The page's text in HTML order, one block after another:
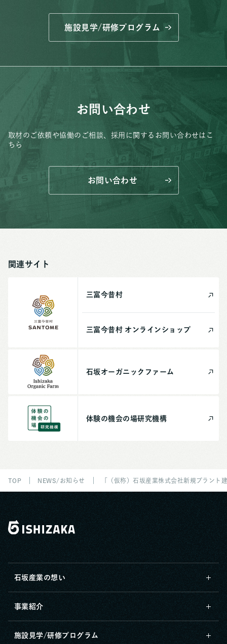
施設見学/研修プログラム
お問い合わせ
取材のご依頼や協働のご相談、 採用に関するお問い合わせはこ
ちら
お問い合わせ
関連サイト
三富今昔村
三富今昔村 オンライン ショップ
石坂オーガニック ファーム
体験の機会の場研究機構
TOP NEWS/お知らせ 「（仮称）石坂産業株式会社新規プラン
石坂産業の想い
事業紹介
施設見学/研修プログラム